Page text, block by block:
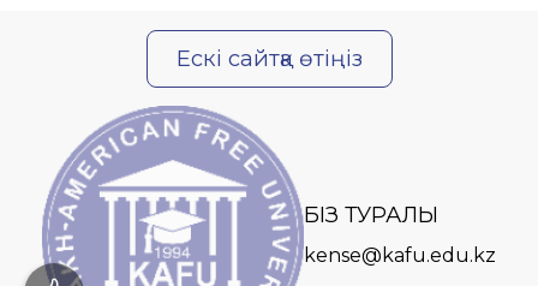
Ескі сайтқа өтіңіз
БІЗ ТУРАЛЫ
kense@kafu.edu.kz